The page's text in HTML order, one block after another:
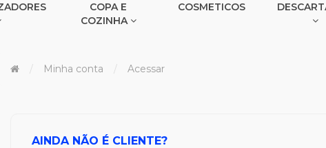
COPA E
COZINHA
COSMETICOS
Minha conta Acessar
AINDA NÃO É CLIENTE?